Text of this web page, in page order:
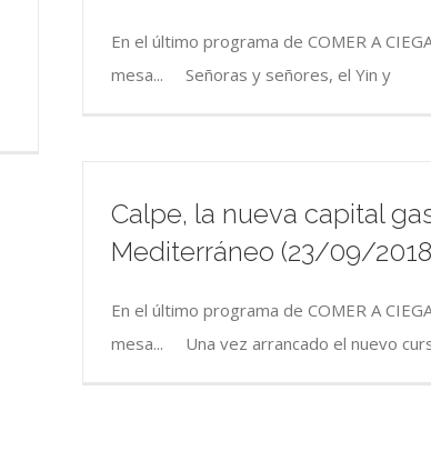
En el último programa de COMER A
mesa... Señoras y señores, el Yin y
Calpe, la nueva capital
Mediterráneo (23/09/
En el último programa de COMER A
mesa... Una vez arrancado el nuevo